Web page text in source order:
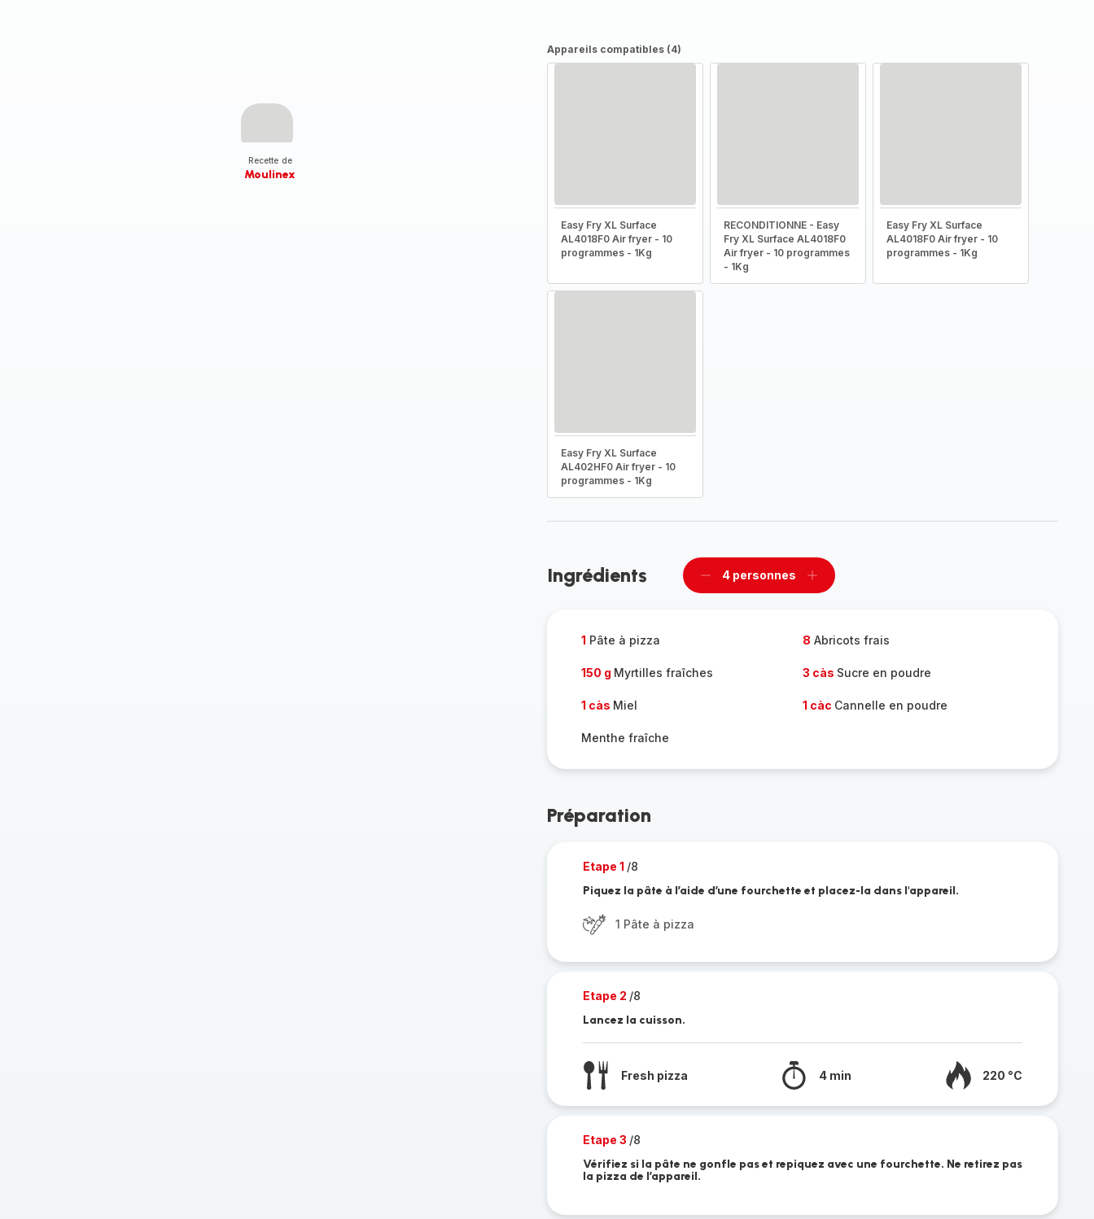
Recette de
Moulinex
Appareils compatibles (4)
Easy Fry XL Surface
AL4018F0 Air fryer - 10
programmes - 1Kg
RECONDITIONNE - Easy
Fry XL Surface AL4018F0
Air fryer - 10 programmes
- 1Kg
Easy Fry XL Surface
AL4018F0 Air fryer - 10
programmes - 1Kg
Easy Fry XL Surface
AL402HF0 Air fryer - 10
programmes - 1Kg
Ingrédients
Supprimer
4 personnes
Ajouter
1 Pâte à pizza 8 Abricots frais
150 g Myrtilles fraîches 3 càs Sucre en poudre
1 càs Miel 1 càc Cannelle en poudre
Menthe fraîche
Préparation
Etape 1 /8
Piquez la pâte à l’aide d’une fourchette et placez-la dans l'appareil.
1 Pâte à pizza
Etape 2 /8
Lancez la cuisson.
Fresh pizza 4 min 220 °C
Etape 3 /8
Vérifiez si la pâte ne gonfle pas et repiquez avec une fourchette. Ne retirez pas
la pizza de l’appareil.